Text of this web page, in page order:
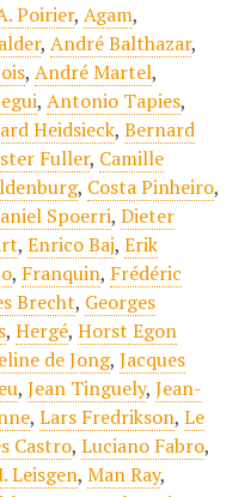
Poirier, Agam,
, André Balthazar,
, André Martel,
, Antonio Tapies,
Heidsieck, Bernard
Fuller, Camille
, Costa Pinheiro,
Spoerri, Dieter
, Enrico Baj, Erik
, Franquin, Frédéric
Brecht, Georges
, Hergé, Horst Egon
de Jong, Jacques
, Jean Tinguely, Jean-
, Lars Fredrikson, Le
Castro, Luciano Fabro,
Leisgen, Man Ray,